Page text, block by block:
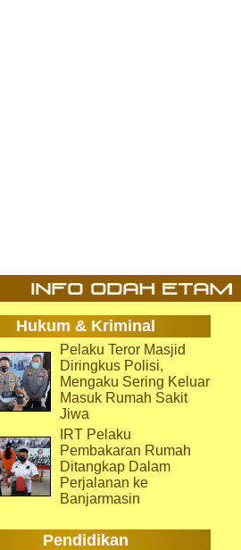
Hukum & Kriminal
Pelaku Teror Masjid
Diringkus Polisi,
Mengaku Sering Keluar
Masuk Rumah Sakit
Jiwa
IRT Pelaku
Pembakaran Rumah
Ditangkap Dalam
Perjalanan ke
Banjarmasin
Pendidikan